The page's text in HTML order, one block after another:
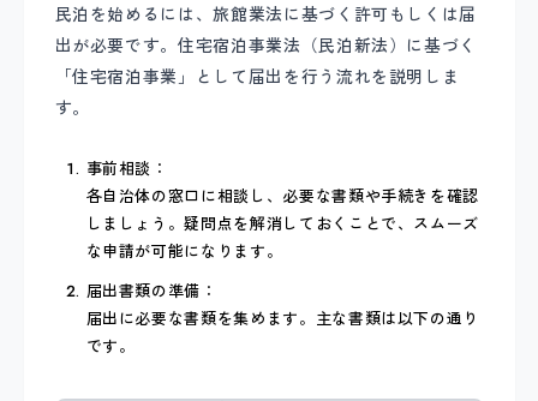
民泊を始めるには、旅館業法に基づく許可もしくは届
出が必要です。住宅宿泊事業法（民泊新法）に基づく
「住宅宿泊事業」として届出を行う流れを説明しま
す。
事前相談：
各自治体の窓口に相談し、必要な書類や手続きを確認
しましょう。疑問点を解消しておくことで、スムーズ
な申請が可能になります。
届出書類の準備：
届出に必要な書類を集めます。主な書類は以下の通り
です。